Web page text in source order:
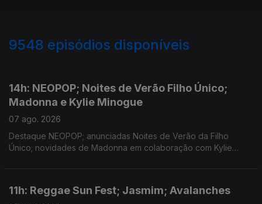
9548 episódios disponíveis
14h: NEOPOP; Noites de Verão Filho Único;
Madonna e Kylie Minogue
07 ago. 2026
Destaque NEOPOP; anunciadas Noites de Verão da Filho
Único; novidades de Madonna em colaboração com Kylie
11h: Reggae Sun Fest; Jasmim; Avalanches